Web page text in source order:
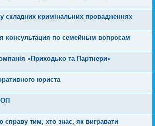
складних кримінальних провадженнях
консультация по семейным вопросам
«Приходько та Партнери»
юриста
справу тим, хто знає, як вигравати